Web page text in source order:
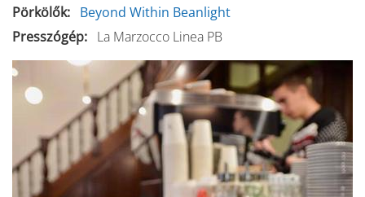
Pörkölők
Beyond Within Beanlight
Presszógép
La Marzocco Linea PB